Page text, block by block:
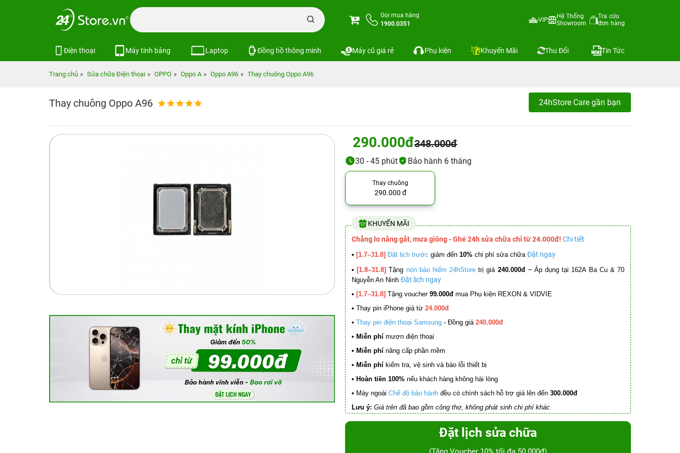
Gọi mua hàng
1900.0351
VIP
Hệ Thống
Showroom
Tra cứu
đơn hàng
Điện thoại Máy tính bảng Laptop Đồng hồ thông minh Máy cũ giá rẻ Phụ kiện Khuyến Mãi Thu Đổi Tin Tức
Trang chủ Sửa chữa Điện thoại OPPO Oppo A Oppo A96 Thay chuông Oppo A96
Thay chuông Oppo A96 24hStore Care gần bạn
290.000đ348.000đ
30 - 45 phút Bảo hành 6 tháng
Thay chuông
290.000 đ
KHUYẾN MÃI
Chẳng lo nắng gắt, mưa giông - Ghé 24h sửa chữa chỉ từ 24.000đ! Chi tiết
• [1.7–31.8] Đặt lịch trước giảm đến 10% chi phí sửa chữa Đặt ngay
• [1.8–31.8] Tặng nón bảo hiểm 24hStore trị giá 240.000đ – Áp dụng tại 162A Ba Cu & 70
Nguyễn An Ninh Đặt lịch ngay
• [1.7–31.8] Tặng voucher 99.000đ mua Phụ kiện REXON & VIDVIE
• Thay pin iPhone giá từ 24.000đ
• Thay pin điện thoại Samsung - Đồng giá 240.000đ
• Miễn phí mượn điện thoại
• Miễn phí nâng cấp phần mềm
• Miễn phí kiểm tra, vệ sinh và báo lỗi thiết bị
• Hoàn tiền 100% nếu khách hàng không hài lòng
• Máy ngoài Chế độ bảo hành đều có chính sách hỗ trợ giá lên đến 300.000đ
Lưu ý: Giá trên đã bao gồm công thợ, không phát sinh chi phí khác
Đặt lịch sửa chữa